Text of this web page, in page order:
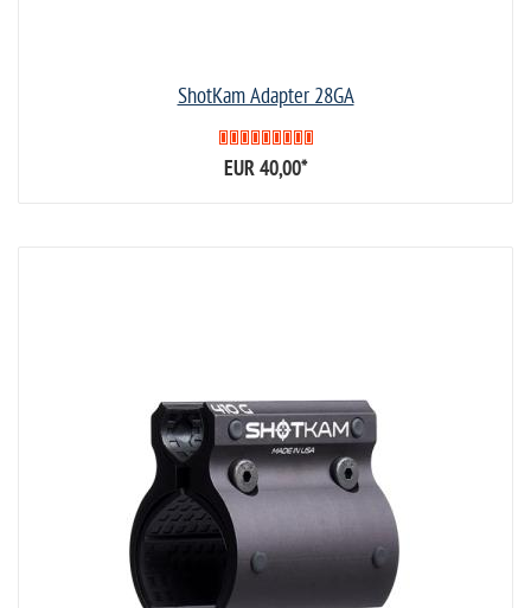
ShotKam Adapter 28GA
EUR 40,00*